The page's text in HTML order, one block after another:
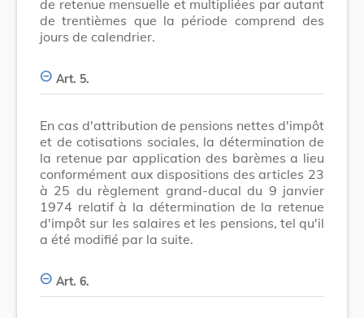
de retenue mensuelle et multipliées par autant
de trentièmes que la période comprend des
jours de calendrier.
Art. 5.
En cas d'attribution de pensions nettes d'impôt
et de cotisations sociales, la détermination de
la retenue par application des barèmes a lieu
conformément aux dispositions des articles 23
à 25 du règlement grand-ducal du 9 janvier
1974 relatif à la détermination de la retenue
d'impôt sur les salaires et les pensions, tel qu'il
a été modifié par la suite.
Art. 6.